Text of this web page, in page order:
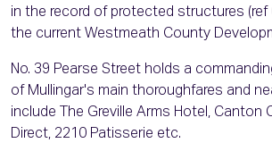
in the record of protected structures (ref
the current Westmeath County
No. 39 Pearse Street holds a
of Mullingar's main thoroughfares and
include The Greville Arms Hotel, Canton
Direct, 2210 Patisserie etc.